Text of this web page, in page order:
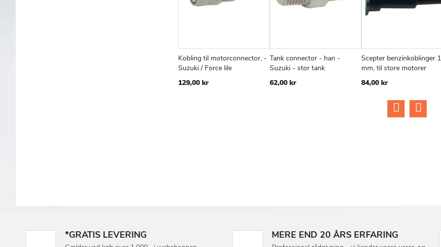
Læg i kurv
TILFØJSAMMENLIGN
Kobling til motorconnector, -
Suzuki / Force lile
129,00 kr
Læg i kurv SAMMENLIGN
Tank connector - han -
Suzuki - stor tank
62,00 kr
Læg i kurv
Scepter benzinkoblinger
mm, til store motorer
84,00 kr
*GRATIS LEVERING MERE END 20 ÅRS ERFARING